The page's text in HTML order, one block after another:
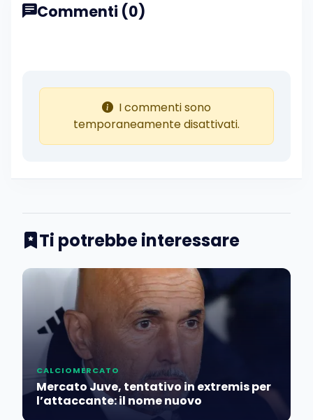
Commenti (0)
I commenti sono
temporaneamente disattivati.
Ti potrebbe interessare
CALCIOMERCATO
Mercato Juve, tentativo in extremis per
l’attaccante: il nome nuovo